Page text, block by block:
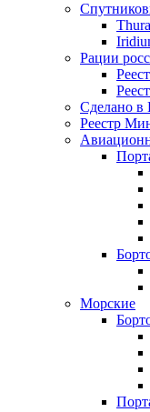
Рации
Сделано в
Реестр
Морские